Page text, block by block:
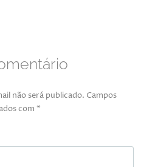
não será publicado. Campos
com *